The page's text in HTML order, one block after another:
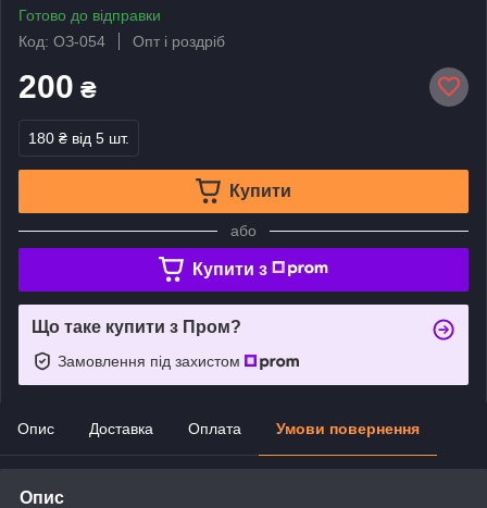
Готово до відправки
Код: ОЗ-054
Опт і роздріб
200 ₴
180 ₴ від 5 шт.
Купити
або
Купити з
Що таке купити з Пром?
Замовлення під захистом
Опис Доставка Оплата Умови повернення
Опис